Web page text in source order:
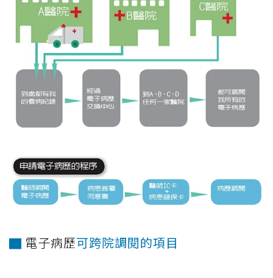
▇ 電子病歷可跨院調閱的項目